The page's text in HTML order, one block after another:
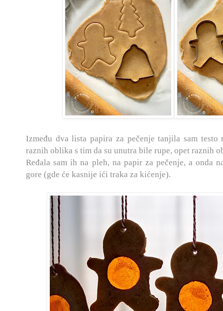
Između dva lista papira za pečenje tanjila sam
raznih oblika s tim da su unutra bile rupe, opet raznih
Ređala sam ih na pleh, na papir za pečenje, a onda
gore (gde će kasnije ići traka za kićenje).